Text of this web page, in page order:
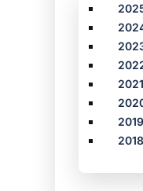
2021
2019
2018